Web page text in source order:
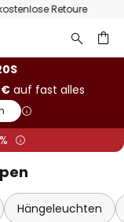
€auf fast alles
Hängeleuchten
€
€